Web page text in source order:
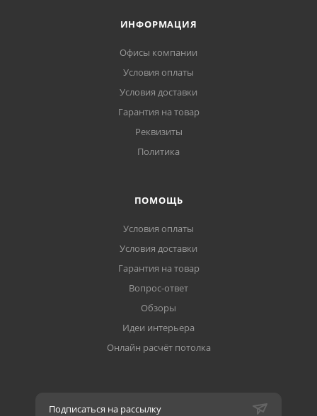
ИНФОРМАЦИЯ
Офисы компании
Условия оплаты
Условия доставки
Гарантия на товар
Реквизиты
Политика
ПОМОЩЬ
Условия оплаты
Условия доставки
Гарантия на товар
Вопрос-ответ
Обзоры
Идеи интерьера
Онлайн расчёт потолка
Подписаться на рассылку